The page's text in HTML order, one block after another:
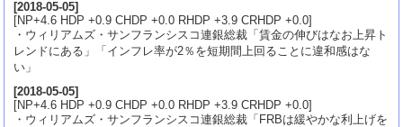
[2018-05-05]
[NP+4.6 HDP +0.9 CHDP +0.0 RHDP +3.9 CRHDP +0.0]
・ウィリアムズ・サンフランシスコ連銀総裁「賃金の伸びはなお上昇ト
レンドにある」「インフレ率が2％を短期間上回ることに違和感はな
い」
[2018-05-05]
[NP+4.6 HDP +0.9 CHDP +0.0 RHDP +3.9 CRHDP +0.0]
・ウィリアムズ・サンフランシスコ連銀総裁「FRBは緩やかな利上げを